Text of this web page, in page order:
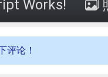
Works!
评论！